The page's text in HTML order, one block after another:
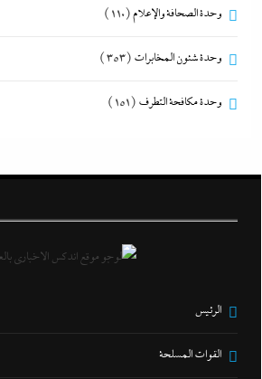
وحدة الصحافة والإعلام(110)
وحدة شئون المخابرات (353)
وحدة مكافحة التطرف (151)
الرئيس
القوات المسلحة